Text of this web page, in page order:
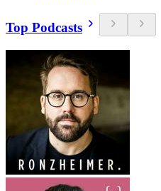
Top Podcasts